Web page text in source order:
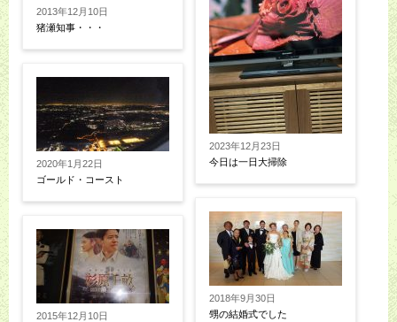
2013年12月10日
猪瀬知事・・・
2020年1月22日
ゴールド・コースト
2015年12月10日
2023年12月23日
今日は一日大掃除
2018年9月30日
甥の結婚式でした